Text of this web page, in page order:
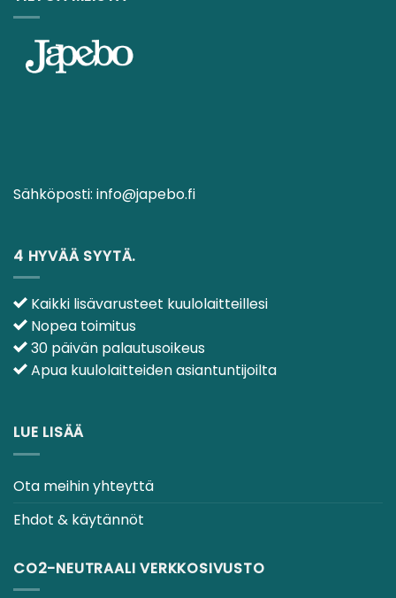
Sähköposti: info@japebo.fi
4 HYVÄÄ SYYTÄ.
Kaikki lisävarusteet kuulolaitteillesi
Nopea toimitus
30 päivän palautusoikeus
Apua kuulolaitteiden asiantuntijoilta
LUE LISÄÄ
Ota meihin yhteyttä
Ehdot & käytännöt
CO2-NEUTRAALI VERKKOSIVUSTO